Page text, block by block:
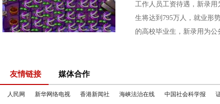
工作人员工资待遇，新录
生将达到795万人，就业形
的高校毕业生，新录用为
友情链接 媒体合作
人民网 新华网络电视 香港新闻社 海峡法治在线 中国社会科学报